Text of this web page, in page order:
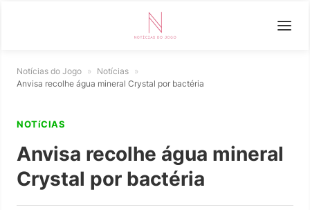
Notícias do Jogo » Notícias »
Anvisa recolhe água mineral Crystal por bactéria
NOTíCIAS
Anvisa recolhe água mineral
Crystal por bactéria